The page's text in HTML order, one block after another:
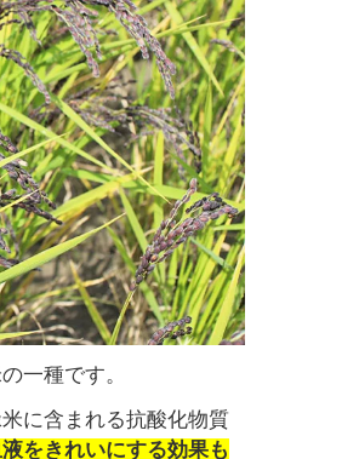
一種です。
に含まれる抗酸化物質
をきれいにする効果も